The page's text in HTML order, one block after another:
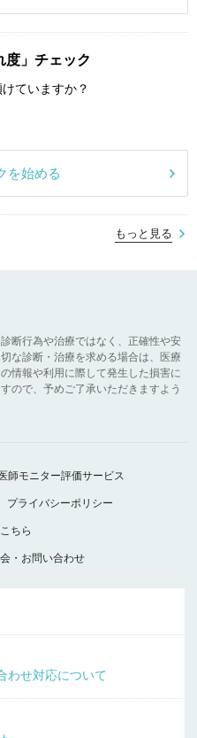
度」チェック
ていますか？
を始める
もっと見る
断行為や治療ではなく、正確性や安
な診断・治療を求める場合は、医療
情報や利用に際して発生した損害に
ので、予めご了承いただきますよう
師モニター評価サービス
プライバシーポリシー
ちら
・お問い合わせ
わせ対応について